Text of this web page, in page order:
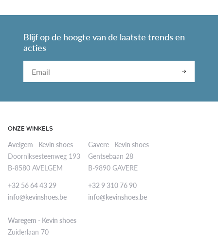
Blijf op de hoogte van de laatste trends en
acties
this
field
ONZE WINKELS
Avelgem - Kevin shoes
Doorniksesteenweg 193
B-8580 AVELGEM
+32 56 64 43 29
info@kevinshoes.be
Gavere - Kevin shoes
Gentsebaan 28
B-9890 GAVERE
+32 9 310 76 90
info@kevinshoes.be
Waregem - Kevin shoes
Zuiderlaan 70